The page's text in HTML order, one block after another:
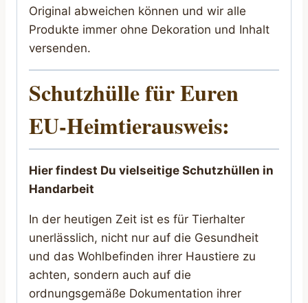
Original abweichen können und wir alle
Produkte immer ohne Dekoration und Inhalt
versenden.
Schutzhülle für Euren
EU-Heimtierausweis:
Hier findest Du vielseitige Schutzhüllen in
Handarbeit
In der heutigen Zeit ist es für Tierhalter
unerlässlich, nicht nur auf die Gesundheit
und das Wohlbefinden ihrer Haustiere zu
achten, sondern auch auf die
ordnungsgemäße Dokumentation ihrer